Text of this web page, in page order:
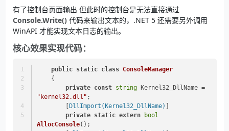
有了控制台页面输出 但此时的控制台是无法直接通过
Console.Write()代码来输出文本的，.NET 5 还需要另外调用
WinAPI 才能实现文本日志的输出。
核心效果实现代码：
public static class ConsoleManager
    {
private const string
Kernel32_DllName =
"kernel32.dll" ;
DllImport(Kernel32_DllName)
private static extern
bool
AllocConsole() ;